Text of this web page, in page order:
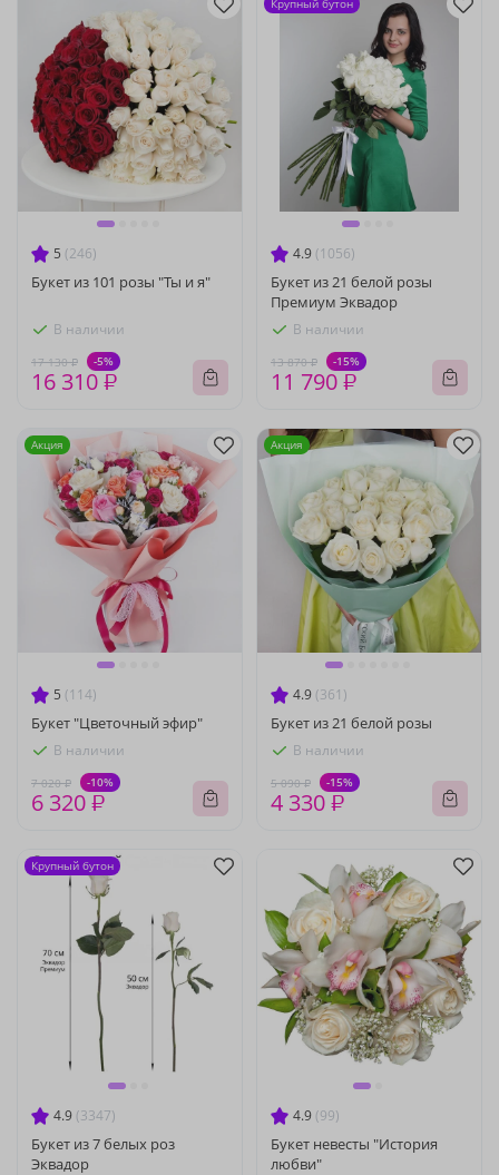
5 (246)
Букет из 101 розы "Ты и я"
В наличии
17 130 ₽ -5%
16 310 ₽
4.9 (1056)
Букет из 21 белой розы
Премиум Эквадор
В наличии
13 870 ₽ -15%
11 790 ₽
Крупный бутон
5 (114)
Букет "Цветочный эфир"
В наличии
7 020 ₽ -10%
6 320 ₽
Акция
4.9 (361)
Букет из 21 белой розы
В наличии
5 090 ₽ -15%
4 330 ₽
Акция
4.9 (3347)
Букет из 7 белых роз
Эквадор
Крупный бутон
4.9 (99)
Букет невесты "История
любви"